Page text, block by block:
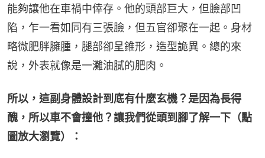
能夠讓他在車禍中倖存。他的頭部巨大，但臉部凹
陷，乍一看如同有三張臉，但五官卻聚在一起。身材
略微肥胖臃腫，腿部卻呈錐形，造型詭異。總的來
說，外表就像是一灘油膩的肥肉。
所以，這副身體設計到底有什麼玄機？是因為長得
醜，所以車不會撞他？讓我們從頭到腳了解一下（點
圖放大瀏覽）：